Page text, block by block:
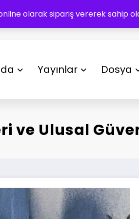
olarak sipariş vererek sahip
Yayınlar Dosya
ve Ulusal